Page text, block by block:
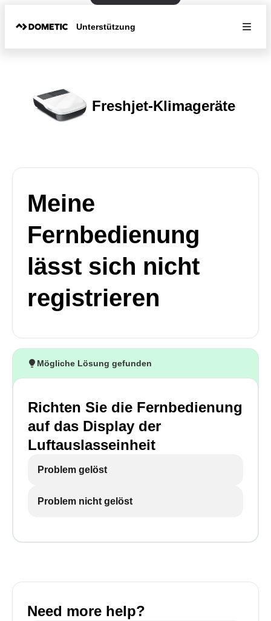
Unterstützung
Freshjet-Klimageräte
Meine
Fernbedienung
lässt sich nicht
registrieren
Mögliche Lösung gefunden
Richten Sie die Fernbedienung
auf das Display der
Luftauslasseinheit
Problem gelöst
Problem nicht gelöst
Need more help?